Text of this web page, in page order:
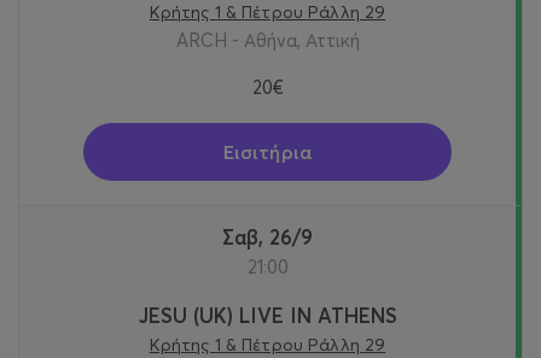
Κρήτης 1 & Πέτρου Ράλλη 29
ARCH - Αθήνα, Αττική
20€
Εισιτήρια
Σαβ, 26/9
21:00
JESU (UK) LIVE IN ATHENS
Κρήτης 1 & Πέτρου Ράλλη 29